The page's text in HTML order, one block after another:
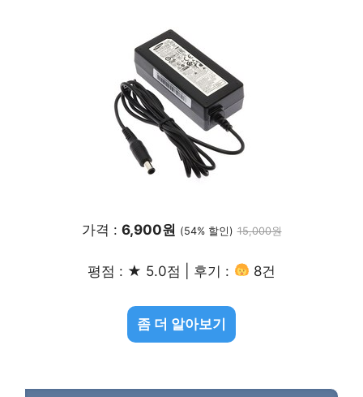
가격 : 6,900원 (54% 할인) 15,000원
평점 : ★ 5.0점 | 후기 : 8건
좀 더 알아보기